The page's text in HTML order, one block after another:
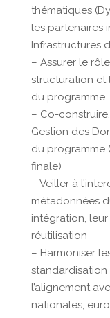
thématiques
les partenaires
Infrastructures
– Assurer le
structuration et
du programme
– Co-
Gestion des
du programme
finale)
– Veiller à
métadonnées
intégration,
réutilisation
– Harmoniser
l’alignement
nationales,